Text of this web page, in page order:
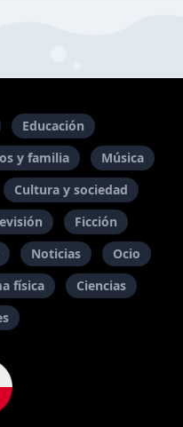
Educación
y familia
Música
Cultura y sociedad
Ficción
Noticias
Ocio
física
Ciencias